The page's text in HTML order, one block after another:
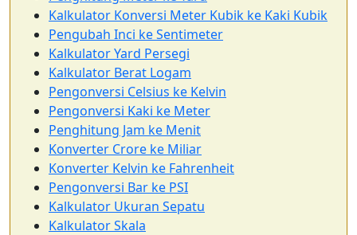
Kalkulator Konversi Meter Kubik ke Kaki Kubik
Pengubah Inci ke Sentimeter
Kalkulator Yard Persegi
Kalkulator Berat Logam
Pengonversi Celsius ke Kelvin
Pengonversi Kaki ke Meter
Penghitung Jam ke Menit
Konverter Crore ke Miliar
Konverter Kelvin ke Fahrenheit
Pengonversi Bar ke PSI
Kalkulator Ukuran Sepatu
Kalkulator Skala